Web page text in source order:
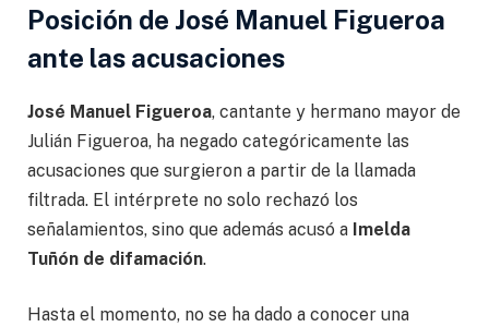
Posición de José Manuel Figueroa
ante las acusaciones
José Manuel Figueroa, cantante y hermano mayor de
Julián Figueroa, ha negado categóricamente las
acusaciones que surgieron a partir de la llamada
filtrada. El intérprete no solo rechazó los
señalamientos, sino que además acusó a Imelda
Tuñón de difamación.
Hasta el momento, no se ha dado a conocer una